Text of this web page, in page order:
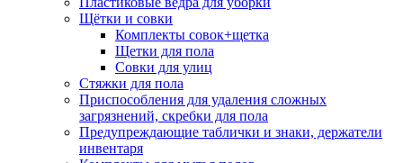
Щётки и совки
Комплекты совок+щетка
Щетки для пола
Совки для улиц
Стяжки для пола
Приспособления для удаления сложных
загрязнений, скребки для пола
Предупреждающие таблички и знаки, держатели
инвентаря